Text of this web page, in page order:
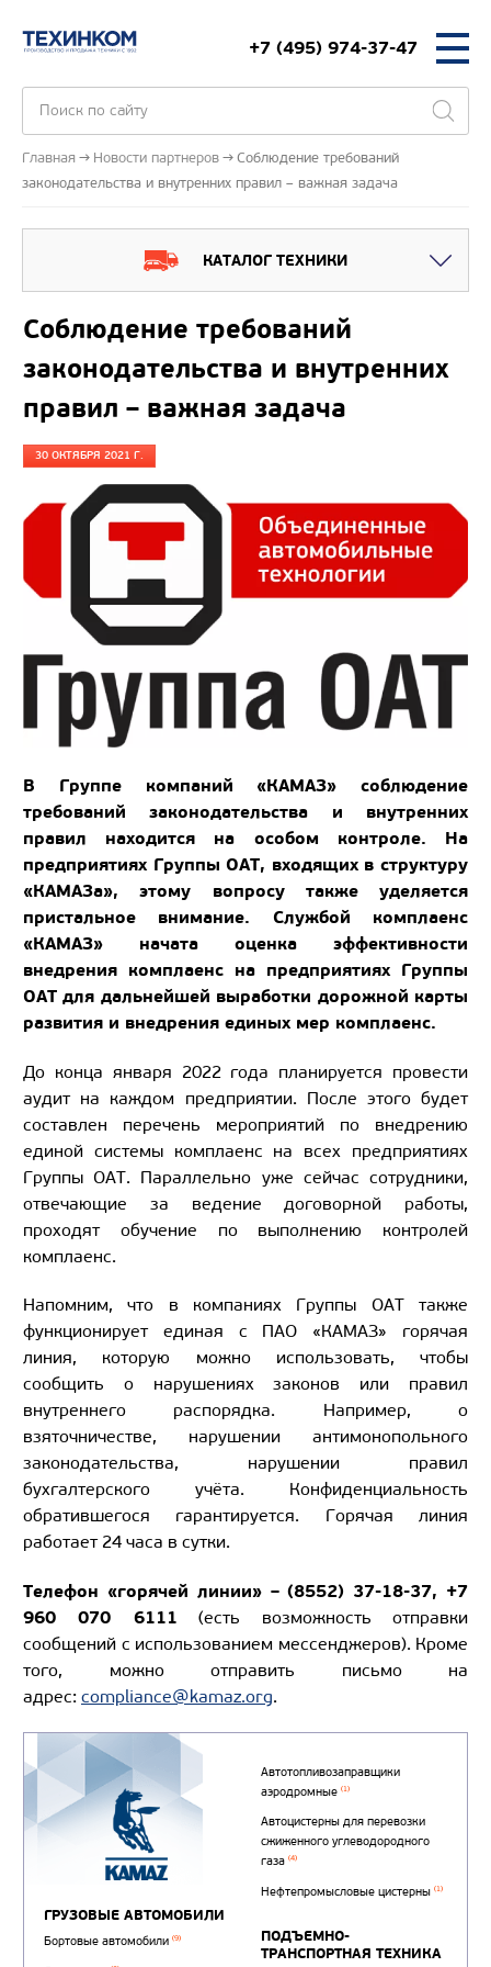
+7 (495) 974-37-47
Главная Новости партнеров
Соблюдение требований
законодательства и внутренних правил – важная задача
КАТАЛОГ ТЕХНИКИ
Соблюдение требований
законодательства и внутренних
правил – важная задача
30 ОКТЯБРЯ 2021 Г.
В Группе компаний «КАМАЗ» соблюдение
требований законодательства и внутренних
правил находится на особом контроле. На
предприятиях Группы ОАТ, входящих в структуру
«КАМАЗа», этому вопросу также уделяется
пристальное внимание. Службой комплаенс
«КАМАЗ» начата оценка эффективности
внедрения комплаенс на предприятиях Группы
ОАТ для дальнейшей выработки дорожной карты
развития и внедрения единых мер комплаенс.
До конца января 2022 года планируется провести
аудит на каждом предприятии. После этого будет
составлен перечень мероприятий по внедрению
единой системы комплаенс на всех предприятиях
Группы ОАТ. Параллельно уже сейчас сотрудники,
отвечающие за ведение договорной работы,
проходят обучение по выполнению контролей
комплаенс.
Напомним, что в компаниях Группы ОАТ также
функционирует единая с ПАО «КАМАЗ» горячая
линия, которую можно использовать, чтобы
сообщить о нарушениях законов или правил
внутреннего распорядка. Например, о
взяточничестве, нарушении антимонопольного
законодательства, нарушении правил
бухгалтерского учёта. Конфиденциальность
обратившегося гарантируется. Горячая линия
работает 24 часа в сутки.
Телефон «горячей линии» – (8552) 37-18-37, +7
960 070 6111 (есть возможность отправки
сообщений с использованием мессенджеров). Кроме
того, можно отправить письмо на
адрес: compliance@kamaz.org.